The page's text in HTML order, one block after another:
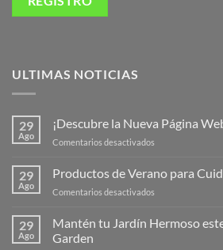
ULTIMAS NOTICIAS
29
Ago
¡Descubre la Nueva Página
Comentarios desactivados
Nueva
de
29
Ago
Productos de Verano para
Comentarios desactivados
de
Verano
29
Ago
Mantén tu Jardín Hermoso
Garden